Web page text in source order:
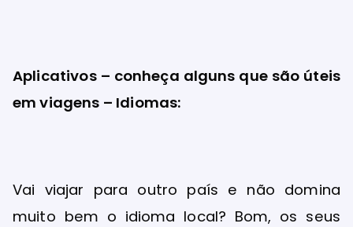
Aplicativos – conheça alguns que são úteis
em viagens – Idiomas:
Vai viajar para outro país e não domina
muito bem o idioma local? Bom, os seus